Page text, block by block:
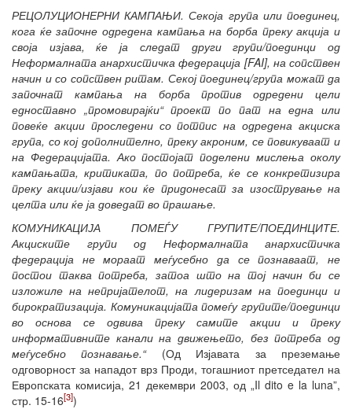
РЕЦОЛУЦИОНЕРНИ КАМПАЊИ. Секоја група или поединец,
кога ќе започне одредена кампања на борба преку акција и
своја изјава, ќе ја следат други групи/поединци од
Неформалната анархистичка федерација [FAI], на сопствен
начин и со сопствен ритам. Секој поединец/група можат да
започнат кампања на борба против одредени цели
едноставно „промовирајќи“ проект по пат на една или
повеќе акции проследени со потпис на одредена акциска
група, со кој дополнително, преку акроним, се повикуваат и
на Федерацијата. Ако постојат поделени мислења околу
кампањата, критиката, по потреба, ќе се конкретизира
преку акции/изјави кои ќе придонесат за изострување на
целта или ќе ја доведат во прашање.
КОМУНИКАЦИЈА ПОМЕЃУ ГРУПИТЕ/ПОЕДИНЦИТЕ.
Акциските групи од Неформалната анархистичка
федерација не мораат меѓусебно да се познаваат, не
постои таква потреба, затоа што на тој начин би се
изложиле на непријателот, на лидеризам на поединци и
бирократизација. Комуникацијата помеѓу групите/поединци
во основа се одвива преку самите акции и преку
информативните канали на движењето, без потреба од
меѓусебно познавање.“(Од Изјавата за преземање
одговорност за нападот врз Проди, тогашниот претседател на
Европската комисија, 21 декември 2003, од „Il dito e la luna”,
стр. 15-16[3])